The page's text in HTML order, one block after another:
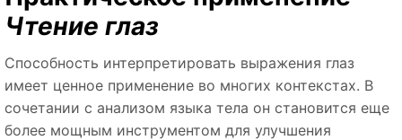
Чтение глаз
Способность интерпретировать выражения глаз
имеет ценное применение во многих контекстах. В
сочетании с анализом языка тела он становится еще
более мощным инструментом для улучшения